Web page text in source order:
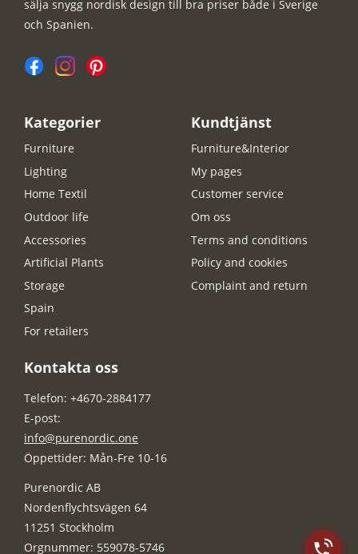
sälja snygg nordisk design till bra priser både i Sverige
och Spanien.
Kategorier
Furniture
Lighting
Home Textil
Outdoor life
Accessories
Artificial Plants
Storage
Spain
For retailers
Kundtjänst
Furniture&Interior
My pages
Customer service
Om oss
Terms and conditions
Policy and cookies
Complaint and return
Kontakta oss
Telefon: +4670-2884177
E-post:
info@purenordic.one
Öppettider: Mån-Fre 10-16
Purenordic AB
Nordenflychtsvägen 64
11251 Stockholm
Orgnummer: 559078-5746